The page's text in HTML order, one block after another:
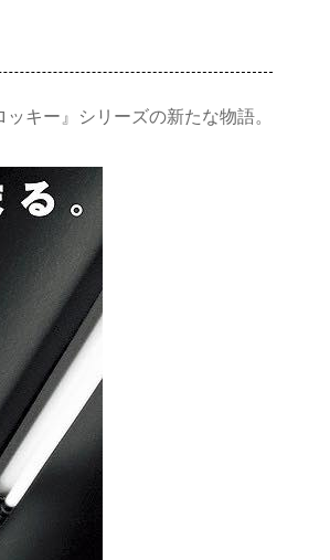
キー』シリーズの新たな物語。